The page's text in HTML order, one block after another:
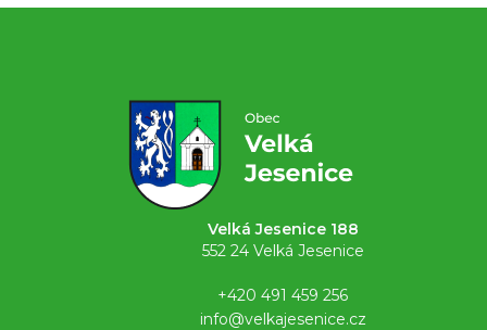
Velká Jesenice 188
552 24 Velká Jesenice
+420 491 459 256
info@velkajesenice.cz